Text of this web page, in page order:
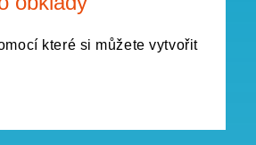
které si můžete vytvořit